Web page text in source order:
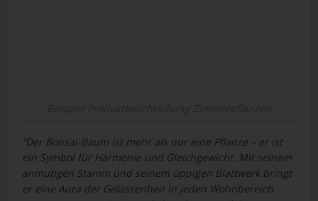
“Der Bonsai-Baum ist mehr als nur eine Pflanze – er ist
ein Symbol für Harmonie und Gleichgewicht. Mit seinem
anmutigen Stamm und seinem üppigen Blattwerk bringt
er eine Aura der Gelassenheit in jeden Wohnbereich.